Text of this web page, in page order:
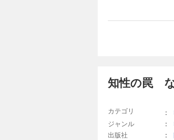
知性の罠
カテゴリ ：
ジャンル
：
出版社
：